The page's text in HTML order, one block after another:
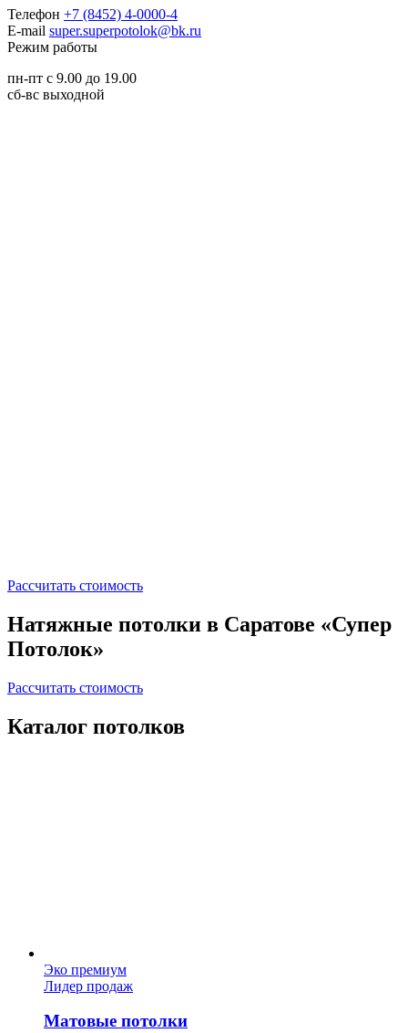
Телефон +7 (8452) 4-0000-4
E-mail super.superpotolok@bk.ru
Режим работы
пн-пт с 9.00 до 19.00
сб-вс выходной
Рассчитать стоимость
Натяжные потолки в Саратове «Супер
Потолок»
Рассчитать стоимость
Каталог потолков
Эко премиум
Лидер продаж
Матовые потолки